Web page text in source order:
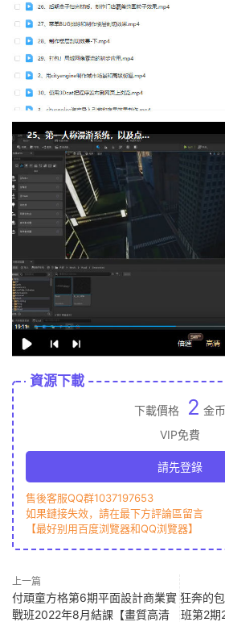
資源下載
下載價格 2 金币
VIP免費
請先登錄
售後客服QQ群1037197653
如果鏈接失效，請在最下方評論區留言
【最好别用百度浏覽器和QQ浏覽器】
上一篇
付頑童方格第6期平面設計商業實
戰班2022年8月結課【畫質高清
狂奔的
班第2期